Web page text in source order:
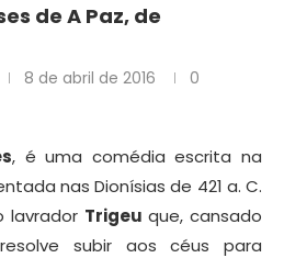
de A Paz, de
8 de abril de 2016
0
, é uma comédia escrita na
nas Dionísias de 421 a. C.
lavrador Trigeu que, cansado
subir aos céus para